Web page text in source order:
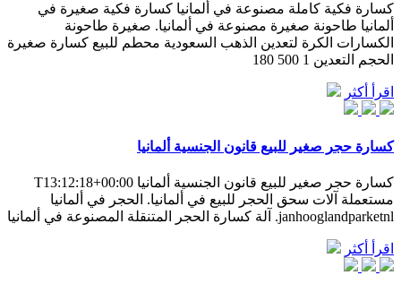
كسارة فكية كاملة مصنوعة في ألمانيا كسارة فكية صغيرة في
ألمانيا طاحونة صغيرة مصنوعة في ألمانيا. صغيرة طاحونة
الكسارات الكرة لتعدين الذهب السعودية محطم للبيع كسارة صغيرة
الحجم التعدين 1 500 180
اقرأ أكثر
كسارة حجر صغير للبيع قانون الجنسية ألمانيا
كسارة حجر صغير للبيع قانون الجنسية ألمانيا T13:12:18+00:00
مستعملة آلات سحق الحجر للبيع في ألمانيا. الحجر في ألمانيا
janhooglandparketnl. آلة كسارة الحجر المتنقلة المصنوعة في ألمانيا
اقرأ أكثر